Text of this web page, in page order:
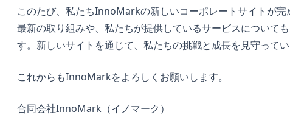
このたび、私たちInnoMarkの新しいコーポレートサイトが完
最新の取り組みや、私たちが提供しているサービスについて
す。新しいサイトを通じて、私たちの挑戦と成長を見守ってい
これからもInnoMarkをよろしくお願いします。
合同会社InnoMark（イノマーク）